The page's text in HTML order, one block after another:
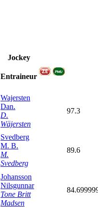
Jockey
Entraineur
Wajersten
Dan.
D.
Wäjersten
97.3
Svedberg
M. B.
M.
Svedberg
89.6
Johansson
Nilsgunnar
Tone Britt
Madsen